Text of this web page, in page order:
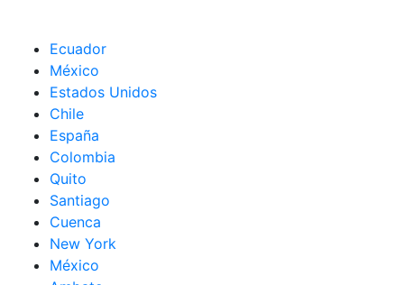
Ecuador
México
Estados Unidos
Chile
España
Colombia
Quito
Santiago
Cuenca
New York
México